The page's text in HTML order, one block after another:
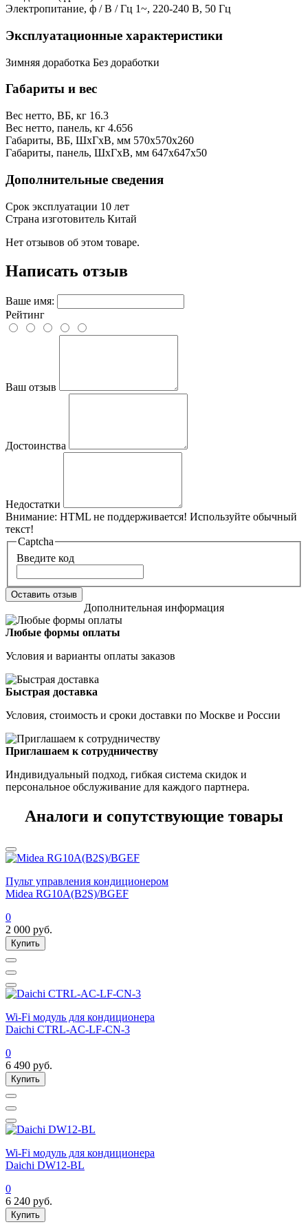
Электропитание, ф / В / Гц 1~, 220-240 В, 50 Гц
Эксплуатационные характеристики
Зимняя доработка Без доработки
Габариты и вес
Вес нетто, ВБ, кг 16.3
Вес нетто, панель, кг 4.656
Габариты, ВБ, ШхГхВ, мм 570x570x260
Габариты, панель, ШхГхВ, мм 647x647x50
Дополнительные сведения
Срок эксплуатации 10 лет
Страна изготовитель Китай
Нет отзывов об этом товаре.
Написать отзыв
Ваше имя:
Рейтинг
Ваш отзыв
Достоинства
Недостатки
Внимание: HTML не поддерживается! Используйте обычный
текст!
Captcha
Введите код
Оставить отзыв
Дополнительная информация
Любые формы оплаты
Условия и варианты оплаты заказов
Быстрая доставка
Условия, стоимость и сроки доставки по Москве и России
Приглашаем к сотрудничеству
Индивидуальный подход, гибкая система скидок и
персональное обслуживание для каждого партнера.
Аналоги и сопутствующие товары
Пульт управления кондиционером
Midea RG10A(B2S)/BGEF
0
2 000 руб.
Купить
Wi-Fi модуль для кондиционера
Daichi CTRL-AC-LF-CN-3
0
6 490 руб.
Купить
Wi-Fi модуль для кондиционера
Daichi DW12-BL
0
6 240 руб.
Купить